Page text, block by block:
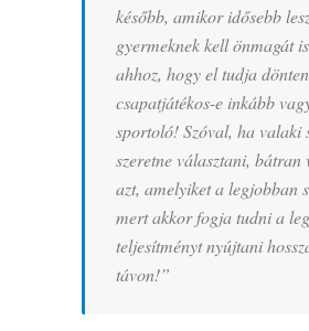
később, amikor idősebb
gyermeknek kell önmagát
ahhoz, hogy el tudja
csapatjátékos-e inkább
sportoló! Szóval, ha valaki
szeretne választani, bátran
azt, amelyiket a legjobban
mert akkor fogja tudni a
teljesítményt nyújtani
távon!”